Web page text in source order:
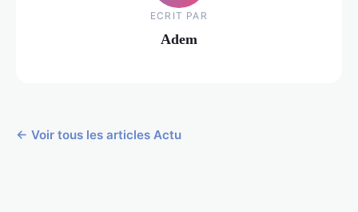
ECRIT PAR
Adem
← Voir tous les articles Actu